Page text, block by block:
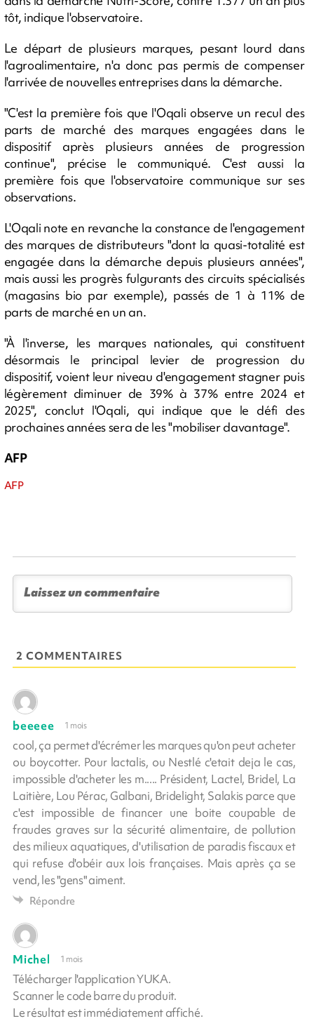
tôt, indique l'observatoire.
Le départ de plusieurs marques, pesant lourd dans
l'agroalimentaire, n'a donc pas permis de compenser
l'arrivée de nouvelles entreprises dans la démarche.
"C'est la première fois que l'Oqali observe un recul des
parts de marché des marques engagées dans le
dispositif après plusieurs années de progression
continue", précise le communiqué. C'est aussi la
première fois que l'observatoire communique sur ses
observations.
L'Oqali note en revanche la constance de l'engagement
des marques de distributeurs "dont la quasi-totalité est
engagée dans la démarche depuis plusieurs années",
mais aussi les progrès fulgurants des circuits spécialisés
(magasins bio par exemple), passés de 1 à 11% de
parts de marché en un an.
"À l'inverse, les marques nationales, qui constituent
désormais le principal levier de progression du
dispositif, voient leur niveau d'engagement stagner puis
légèrement diminuer de 39% à 37% entre 2024 et
2025", conclut l'Oqali, qui indique que le défi des
prochaines années sera de les "mobiliser davantage".
AFP
AFP
2 COMMENTAIRES
beeeee 1 mois
cool, ça permet d'écrémer les marques qu'on peut acheter
ou boycotter. Pour lactalis, ou Nestlé c'etait deja le cas,
impossible d'acheter les m..... Président, Lactel, Bridel, La
Laitière, Lou Pérac, Galbani, Bridelight, Salakis parce que
c'est impossible de financer une boite coupable de
fraudes graves sur la sécurité alimentaire, de pollution
des milieux aquatiques, d'utilisation de paradis fiscaux et
qui refuse d'obéir aux lois françaises. Mais après ça se
vend, les "gens" aiment.
Répondre
Michel 1 mois
Télécharger l'application YUKA.
Scanner le code barre du produit.
Le résultat est immédiatement affiché.